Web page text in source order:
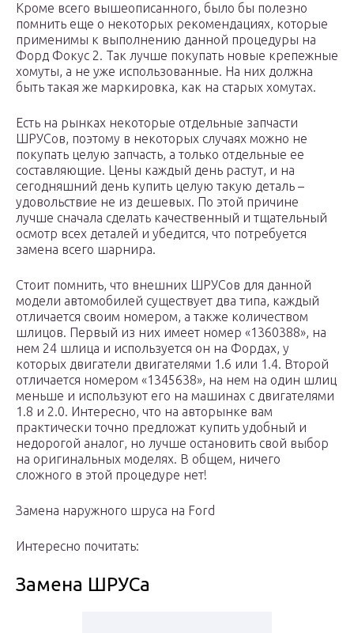
Кроме всего вышеописанного, было бы полезно
помнить еще о некоторых рекомендациях, которые
применимы к выполнению данной процедуры на
Форд Фокус 2. Так лучше покупать новые крепежные
хомуты, а не уже использованные. На них должна
быть такая же маркировка, как на старых хомутах.
Есть на рынках некоторые отдельные запчасти
ШРУСов, поэтому в некоторых случаях можно не
покупать целую запчасть, а только отдельные ее
составляющие. Цены каждый день растут, и на
сегодняшний день купить целую такую деталь –
удовольствие не из дешевых. По этой причине
лучше сначала сделать качественный и тщательный
осмотр всех деталей и убедится, что потребуется
замена всего шарнира.
Стоит помнить, что внешних ШРУСов для данной
модели автомобилей существует два типа, каждый
отличается своим номером, а также количеством
шлицов. Первый из них имеет номер «1360388», на
нем 24 шлица и используется он на Фордах, у
которых двигатели двигателями 1.6 или 1.4. Второй
отличается номером «1345638», на нем на один шлиц
меньше и используют его на машинах с двигателями
1.8 и 2.0. Интересно, что на авторынке вам
практически точно предложат купить удобный и
недорогой аналог, но лучше остановить свой выбор
на оригинальных моделях. В общем, ничего
сложного в этой процедуре нет!
Замена наружного шруса на Ford
Интересно почитать:
Замена ШРУСа